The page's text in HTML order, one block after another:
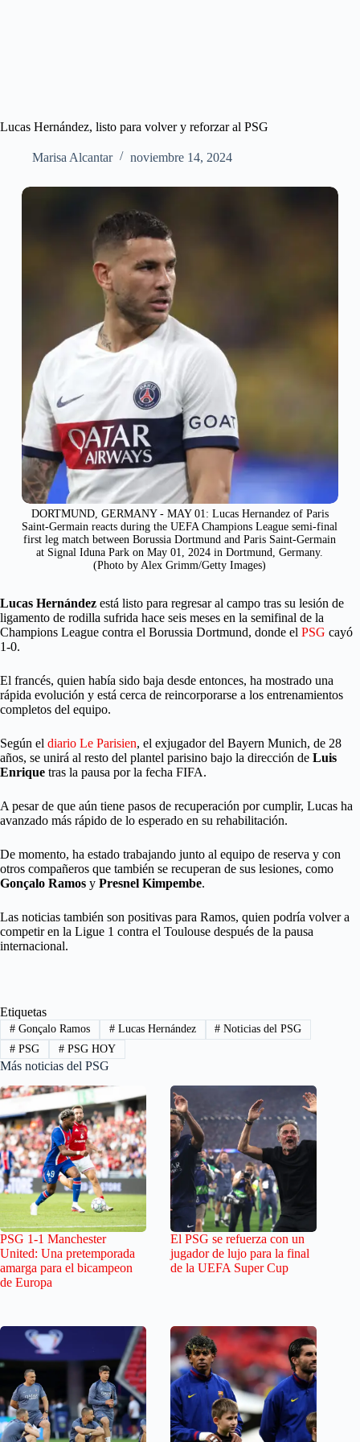
Lucas Hernández, listo para volver y reforzar al PSG
Marisa Alcantar noviembre 14, 2024
DORTMUND, GERMANY - MAY 01: Lucas Hernandez of Paris
Saint-Germain reacts during the UEFA Champions League semi-final
first leg match between Borussia Dortmund and Paris Saint-Germain
at Signal Iduna Park on May 01, 2024 in Dortmund, Germany.
(Photo by Alex Grimm/Getty Images)
Lucas Hernández está listo para regresar al campo tras su lesión de
ligamento de rodilla sufrida hace seis meses en la semifinal de la
Champions League contra el Borussia Dortmund, donde el PSG cayó
1-0.
El francés, quien había sido baja desde entonces, ha mostrado una
rápida evolución y está cerca de reincorporarse a los entrenamientos
completos del equipo.
Según el diario Le Parisien, el exjugador del Bayern Munich, de 28
años, se unirá al resto del plantel parisino bajo la dirección de Luis
Enrique tras la pausa por la fecha FIFA.
A pesar de que aún tiene pasos de recuperación por cumplir, Lucas ha
avanzado más rápido de lo esperado en su rehabilitación.
De momento, ha estado trabajando junto al equipo de reserva y con
otros compañeros que también se recuperan de sus lesiones, como
Gonçalo Ramos y Presnel Kimpembe.
Las noticias también son positivas para Ramos, quien podría volver a
competir en la Ligue 1 contra el Toulouse después de la pausa
internacional.
Etiquetas
#Gonçalo Ramos #Lucas Hernández # Noticias del PSG
#PSG #PSG HOY
Más noticias del PSG
PSG 1-1 Manchester
United: Una pretemporada
amarga para el bicampeon
de Europa
El PSG se refuerza con un
jugador de lujo para la final
de la UEFA Super Cup